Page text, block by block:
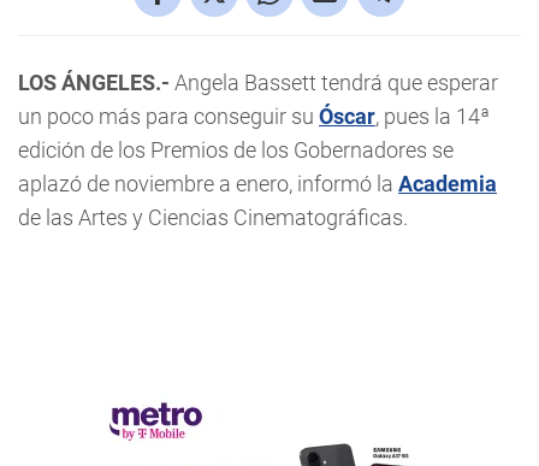
LOS ÁNGELES.- Angela Bassett tendrá que esperar
un poco más para conseguir su Óscar, pues la 14ª
edición de los Premios de los Gobernadores se
aplazó de noviembre a enero, informó la Academia
de las Artes y Ciencias Cinematográficas.